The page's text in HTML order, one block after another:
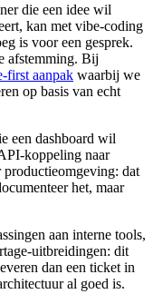
die een idee wil
kan met vibe-coding
is voor een gesprek.
afstemming. Bij
first aanpak waarbij we
op basis van echt
een dashboard wil
koppeling naar
productieomgeving: dat
het, maar
aan interne tools,
uitbreidingen: dit
dan een ticket in
al goed is.